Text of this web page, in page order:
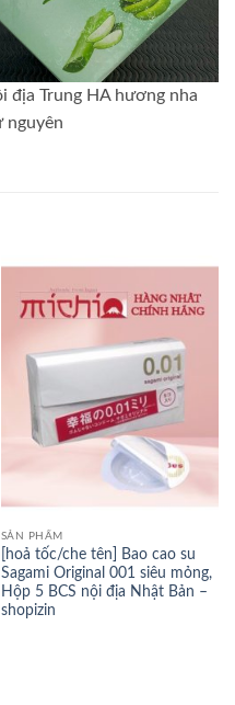
SẢN PHẨM
[hoả tốc/che tên] Bao cao su
Sagami Original 001 siêu mỏng,
Hộp 5 BCS nội địa Nhật Bản –
shopizin